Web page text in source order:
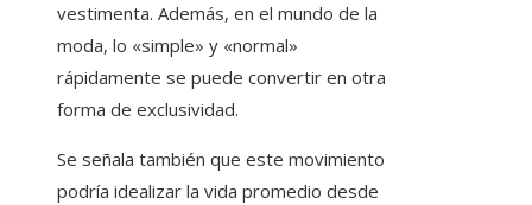
vestimenta. Además, en el mundo de la
moda, lo «simple» y «normal»
rápidamente se puede convertir en otra
forma de exclusividad.
Se señala también que este movimiento
podría idealizar la vida promedio desde